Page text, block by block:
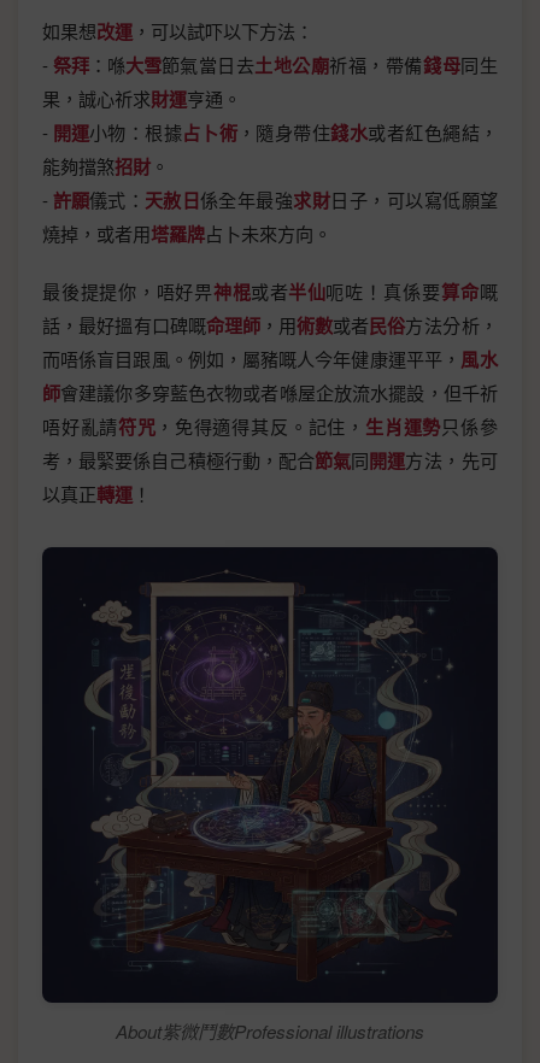
如果想改運 ，可以試吓以下方法：
- 祭拜 ：喺大雪節氣當日去土地公廟祈福，帶備錢母同生
果，誠心祈求財運亨通。
- 開運小物：根據占卜術 ，隨身帶住錢水或者紅色繩結，
能夠擋煞招財 。
- 許願儀式： 天赦日係全年最強求財日子，可以寫低願望
燒掉，或者用塔羅牌占卜未來方向。
最後提提你，唔好畀神棍或者半仙呃咗！真係要算命嘅
話，最好搵有口碑嘅命理師 ，用術數或者民俗方法分析，
而唔係盲目跟風。例如，屬豬嘅人今年健康運平平， 風水
師會建議你多穿藍色衣物或者喺屋企放流水擺設，但千祈
唔好亂請符咒 ，免得適得其反。記住， 生肖運勢只係參
考，最緊要係自己積極行動，配合節氣同開運方法，先可
以真正轉運 ！
About紫微鬥數Professional illustrations